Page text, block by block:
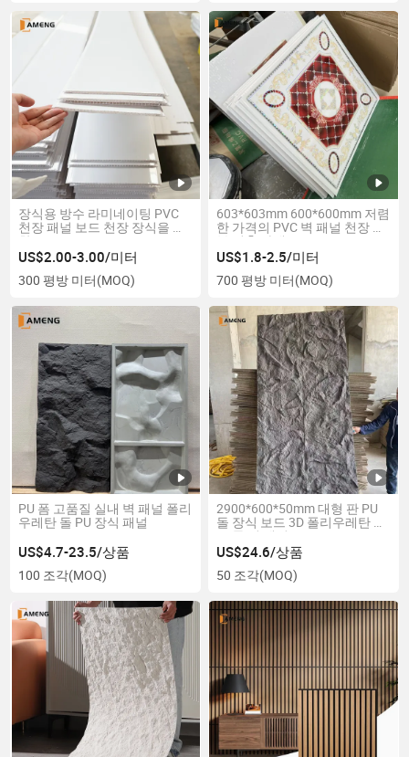
장식용 방수 라미네이팅 PVC
천장 패널 보드 천장 장식을 위
한
US$2.00-3.00/미터
300 평방 미터(MOQ)
603*603mm 600*600mm 저렴
한 가격의 PVC 벽 패널 천장 내
부 건축 자재
US$1.8-2.5/미터
700 평방 미터(MOQ)
PU 폼 고품질 실내 벽 패널 폴리
우레탄 돌 PU 장식 패널
US$4.7-23.5/상품
100 조각(MOQ)
2900*600*50mm 대형 판 PU
돌 장식 보드 3D 폴리우레탄 인
조 돌 벽 패널
US$24.6/상품
50 조각(MOQ)